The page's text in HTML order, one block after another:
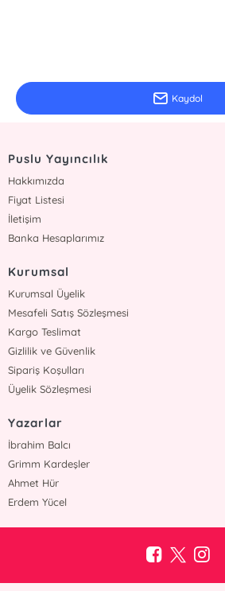
Kaydol
Puslu Yayıncılık
Hakkımızda
Fiyat Listesi
İletişim
Banka Hesaplarımız
Kurumsal
Kurumsal Üyelik
Mesafeli Satış Sözleşmesi
Kargo Teslimat
Gizlilik ve Güvenlik
Sipariş Koşulları
Üyelik Sözleşmesi
Yazarlar
İbrahim Balcı
Grimm Kardeşler
Ahmet Hür
Erdem Yücel